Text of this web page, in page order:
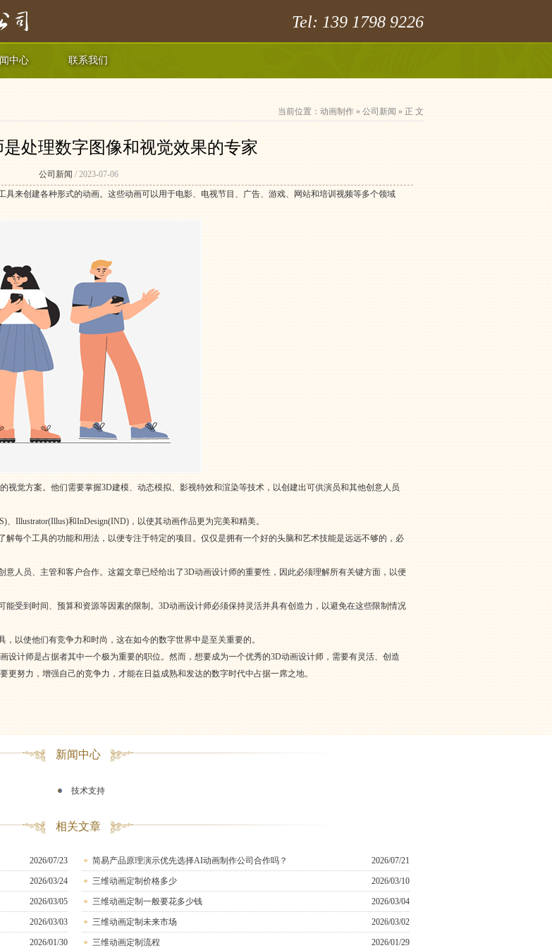
Tel: 139 1798 9226
中心 联系我们
当前位置：动画制作»公司新闻» 正 文
处理数字图像和视觉效果的专家
公司新闻/ 2023-07-06
来创建各种形式的动画。这些动画可以用于电影、电视节目、广告、游戏、网站和培训视频等多个领域
视觉方案。他们需要掌握3D建模、动态模拟、影视特效和渲染等技术，以创建出可供演员和其他创意人员
、Illustrator(Illus)和InDesign(IND)，以使其动画作品更为完美和精美。
每个工具的功能和用法，以便专注于特定的项目。仅仅是拥有一个好的头脑和艺术技能是远远不够的，必
人员、主管和客户合作。这篇文章已经给出了3D动画设计师的重要性，因此必须理解所有关键方面，以便
受到时间、预算和资源等因素的限制。3D动画设计师必须保持灵活并具有创造力，以避免在这些限制情况
以使他们有竞争力和时尚，这在如今的数字世界中是至关重要的。
设计师是占据者其中一个极为重要的职位。然而，想要成为一个优秀的3D动画设计师，需要有灵活、创造
更努力，增强自己的竞争力，才能在日益成熟和发达的数字时代中占据一席之地。
新闻中心
技术支持
相关文章
2026/07/23 简易产品原理演示优先选择AI动画制作公司合作吗？ 2026/07/21
2026/03/24 三维动画定制价格多少 2026/03/10
2026/03/05 三维动画定制一般要花多少钱 2026/03/04
2026/03/03 三维动画定制未来市场 2026/03/02
2026/01/30 三维动画定制流程 2026/01/29